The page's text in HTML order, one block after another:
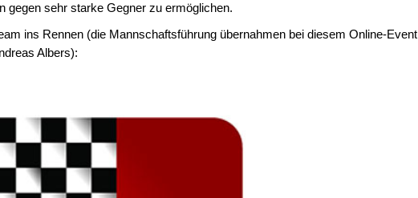
gegen sehr starke Gegner zu ermöglichen.
ins Rennen (die Mannschaftsführung übernahmen bei diesem Online-Event
Albers):